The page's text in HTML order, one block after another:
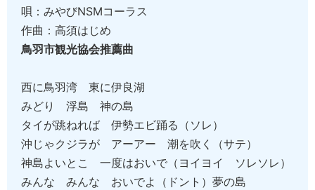
唄：みやびNSMコーラス
作曲：高須はじめ
鳥羽市観光協会推薦曲
西に鳥羽湾 東に伊良湖
みどり 浮島 神の島
タイが跳ねれば 伊勢エビ踊る（ソレ）
沖じゃクジラが アーアー 潮を吹く（サテ）
神島よいとこ 一度はおいで（ヨイヨイ ソレソレ）
みんな みんな おいでよ（ドント）夢の島